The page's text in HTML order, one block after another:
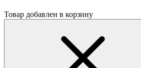
Товар добавлен в корзину